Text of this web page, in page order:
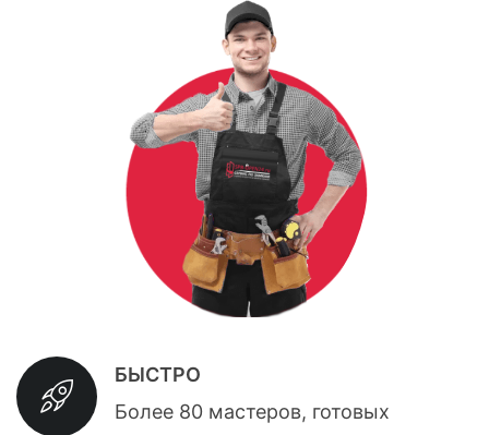
БЫСТРО
Более 80 мастеров, готовых